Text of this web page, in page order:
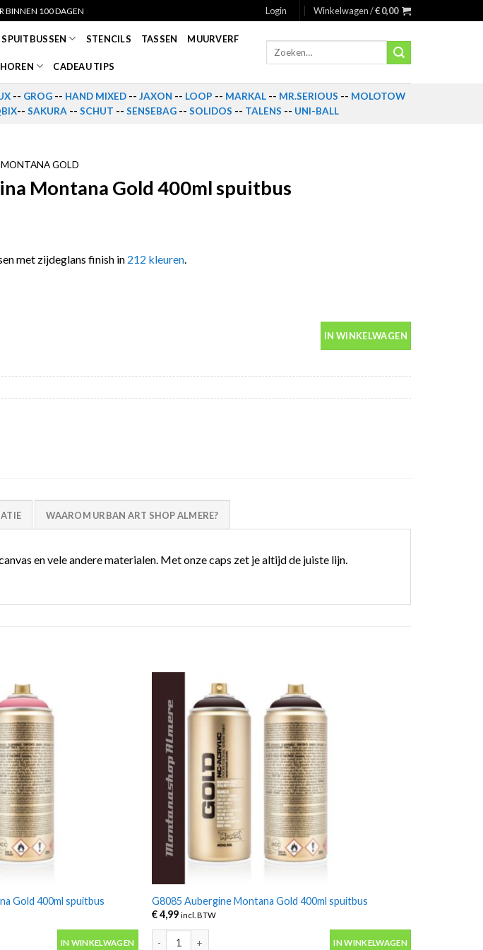
BINNEN 100 DAGEN Login Winkelwagen /€0,00
SPUITBUSSEN STENCILS TASSEN MUURVERF
CADEAU TIPS
Zoeken
-- GROG -- HAND MIXED -- JAXON -- LOOP -- MARKAL -- MR.SERIOUS -- MOLOTOW
-- SAKURA -- SCHUT -- SENSEBAG -- SOLIDOS -- TALENS -- UNI-BALL
MONTANA GOLD
Montana Gold 400ml spuitbus
met zijdeglans finish in 212 kleuren
IN WINKELWAGEN
WAAROM URBAN ART SHOP ALMERE?
en vele andere materialen. Met onze caps zet je altijd de juiste lijn.
Gold 400ml spuitbus
IN WINKELWAGEN
G8085 Aubergine Montana Gold 400ml spuitbus
€4,99 incl. BTW
IN WINKELWAGEN